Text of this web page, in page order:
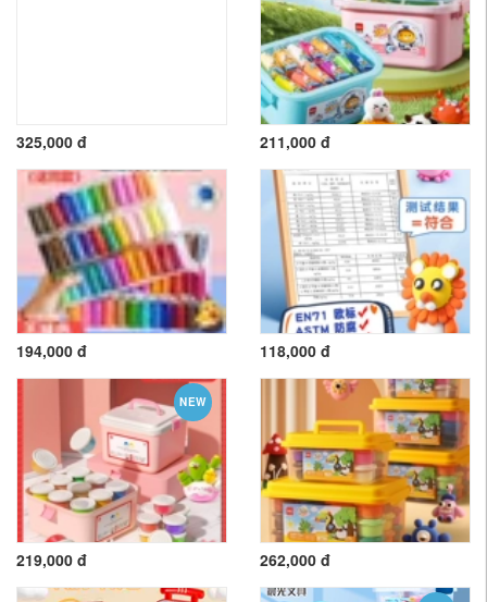
325,000 đ 211,000 đ
194,000 đ 118,000 đ
NEW
219,000 đ 262,000 đ